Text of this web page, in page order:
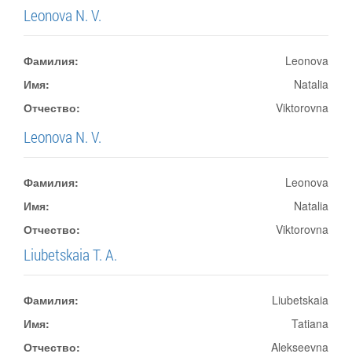
Leonova N. V.
Фамилия:
Leonova
Имя:
Natalia
Отчество:
Viktorovna
Leonova N. V.
Фамилия:
Leonova
Имя:
Natalia
Отчество:
Viktorovna
Liubetskaia T. A.
Фамилия:
Liubetskaia
Имя:
Tatiana
Отчество:
Alekseevna